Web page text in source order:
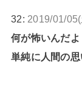
32: 2019/01/
何が怖いんだよ
単純に人間の